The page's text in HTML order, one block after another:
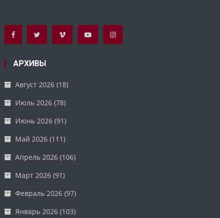
АРХИВЫ
Август 2026 (18)
Июль 2026 (78)
Июнь 2026 (91)
Май 2026 (111)
Апрель 2026 (106)
Март 2026 (91)
Февраль 2026 (97)
Январь 2026 (103)